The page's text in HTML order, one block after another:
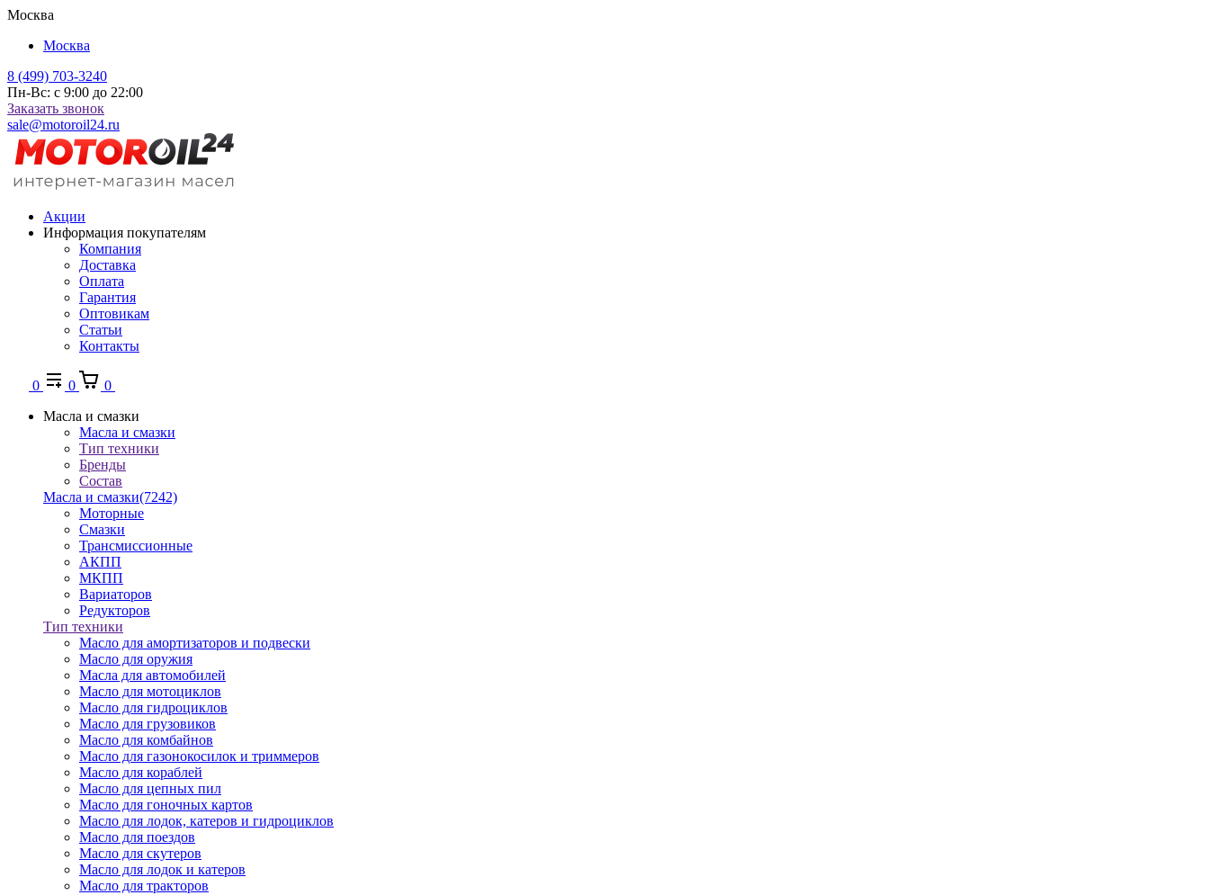
Москва
Москва
8 (499) 703-3240
Пн-Вс: с 9:00 до 22:00
Заказать звонок
sale@motoroil24.ru
Акции
Информация покупателям
Компания
Доставка
Оплата
Гарантия
Оптовикам
Статьи
Контакты
0 0
0
Масла и смазки
Масла и смазки
Тип техники
Бренды
Состав
Масла и смазки(7242)
Моторные
Смазки
Трансмиссионные
АКПП
МКПП
Вариаторов
Редукторов
Тип техники
Масло для амортизаторов и подвески
Масло для оружия
Масла для автомобилей
Масло для мотоциклов
Масло для гидроциклов
Масло для грузовиков
Масло для комбайнов
Масло для газонокосилок и триммеров
Масло для кораблей
Масло для цепных пил
Масло для гоночных картов
Масло для лодок, катеров и гидроциклов
Масло для поездов
Масло для скутеров
Масло для лодок и катеров
Масло для тракторов